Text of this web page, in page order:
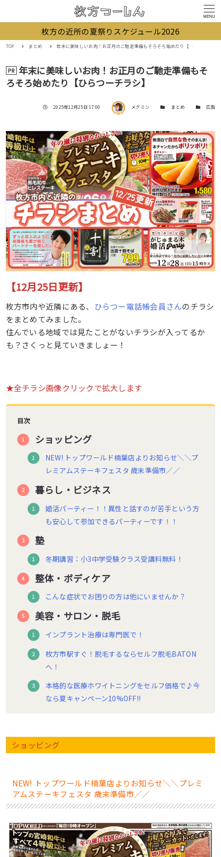
MENU
枚方の近所の夏祭りスケジュール2026
TOP まとめ 年末に美味しいお肉！お正月のご馳走準備もそろそろ始めたり【ひらつーチラシ】
PR 年末に美味しいお肉！お正月のご馳走準備もそ
ろそろ始めたり【ひらつーチラシ】
投稿日
2025年12月25日 17:00 著者 メグミン カテゴリー
まとめ カテゴリー
広告
【12月25日更新】
枚方市内や近隣にある、 ひらつー電話帳会員さんのチラシ
をまとめてみました。
住んでいる地域では見たことがないチラシが入ってるか
も？さくっと見ていきましょー！
★全チラシ画像クリックで拡大します
目次
ショッピング
NEW! トップワールド楠葉店よりお知らせ＼＼プ
レミアムステーキフェスタ 歳末準備市／／
暮らし・ビジネス
婚活パーティー！！異性と話すのが苦手という方
も安心して参加できるパーティーです！！
塾
冬期講習：小3中学受験クラス受講料無料！
整体・ボディケア
こんな症状でお困りの方は他にいませんか？
美容・サロン・脱毛
インプラント治療は専門医で！
枚方市駅すぐ！脱毛するならセルフ脱毛BATON
へ！
本格的な医療ホワイトニングをセルフ価格で♪今
なら夏キャンペーン10%OFF!!
ショッピング
NEW! トップワールド楠葉店よりお知らせ＼＼プレミ
アムステーキフェスタ 歳末準備市／／